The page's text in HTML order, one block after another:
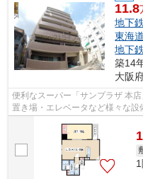
11.8
地下
東海
地下
築14
大阪
便利なスーパー「サンプラザ 本
置き場・エレベータなど様々な設
風通しが良好なので、いつでも新